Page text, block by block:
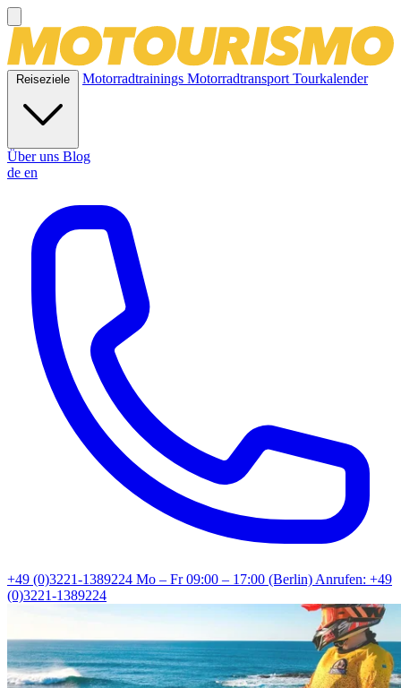
Reiseziele Motorradtrainings MotorradtransportTourkalender
Über uns Blog
de en
+49 (0)3221-1389224 Mo – Fr 09:00 – 17:00 (Berlin)Anrufen: +49
(0)3221-1389224